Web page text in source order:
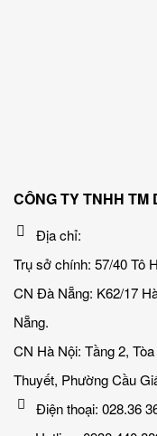
CÔNG TY TNHH TM
Địa chỉ:
Trụ sở chính: 57/40 Tô
CN Đà Nẵng: K62/17
Nẵng.
CN Hà Nội: Tầng 2,
Thuyết, Phường Cầu
Điện thoại: 028.36